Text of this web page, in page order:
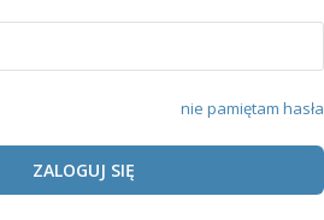
nie pamiętam hasła
ZALOGUJ SIĘ